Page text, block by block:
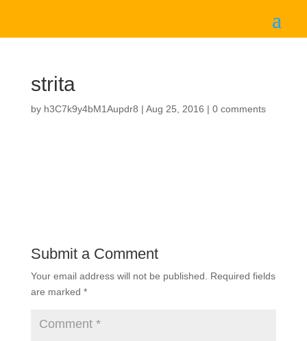
strita
by h3C7k9y4bM1Aupdr8 | Aug 25, 2016 | 0 comments
Submit a Comment
Your email address will not be published. Required fields
are marked *